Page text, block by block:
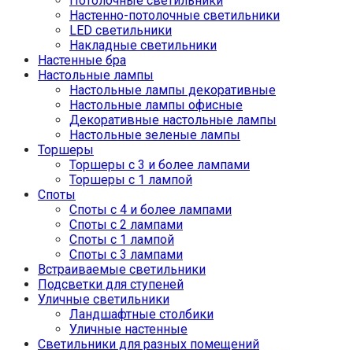
Настенно-потолочные светильники
LED светильники
Накладные светильники
Настенные бра
Настольные лампы
Настольные лампы декоративные
Настольные лампы офисные
Декоративные настольные лампы
Настольные зеленые лампы
Торшеры
Торшеры с 3 и более лампами
Торшеры с 1 лампой
Споты
Споты с 4 и более лампами
Споты с 2 лампами
Споты с 1 лампой
Споты с 3 лампами
Встраиваемые светильники
Подсветки для ступеней
Уличные светильники
Ландшафтные столбики
Уличные настенные
Светильники для разных помещений